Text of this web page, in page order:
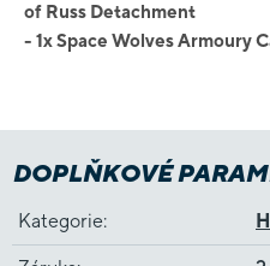
of Russ Detachment
- 1x Space Wolves Armoury
DOPLŇKOVÉ
Kategorie: